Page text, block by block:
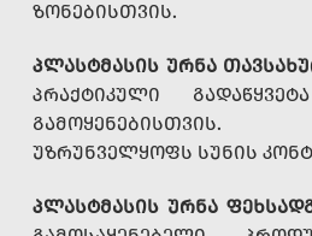
ᲖᲝᲜᲔᲑᲘᲡᲗᲕᲘᲡ.
ᲞᲚᲐᲡᲢᲛᲐᲡᲘᲡ ᲣᲠᲜᲐ
ᲞᲠᲐᲥᲢᲘᲙᲣᲚᲘ
ᲣᲖᲠᲣᲜᲕᲔᲚᲧᲝᲤᲡ ᲡᲣᲜᲘᲡ
ᲞᲚᲐᲡᲢᲛᲐᲡᲘᲡ ᲣᲠᲜᲐ